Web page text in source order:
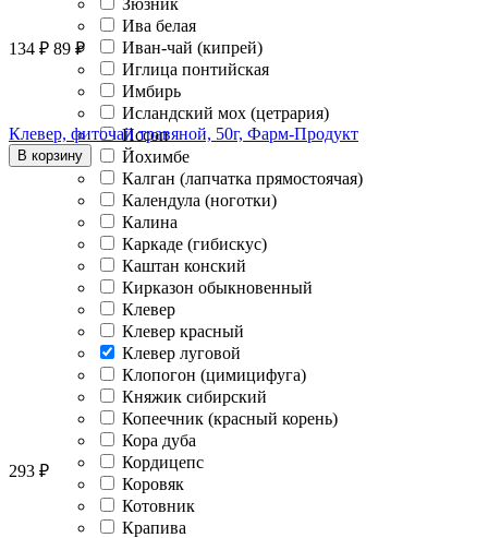
Ива белая
Иван-чай (кипрей)
Иглица понтийская
Имбирь
Исландский мох (цетрария)
Иссоп
Йохимбе
Калган (лапчатка прямостоячая)
Календула (ноготки)
Калина
Каркаде (гибискус)
Каштан конский
Кирказон обыкновенный
Клевер
Клевер красный
Клевер луговой
Клопогон (цимицифуга)
Княжик сибирский
Копеечник (красный корень)
Кора дуба
Кордицепс
Коровяк
Котовник
Крапива
134 ₽ 89 ₽
Клевер, фиточай травяной, 50г, Фарм-Продукт
В корзину
293 ₽